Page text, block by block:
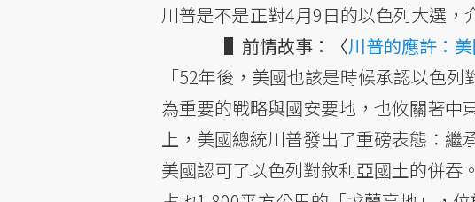
川普是不是正對4月9日的以色列大選，
▌前情故事：〈川普的應許：
「52年後，美國也該是時候承認以色
為重要的戰略與國安要地，也攸關著中
上，美國總統川普發出了重磅表態：繼
美國認可了以色列對敘利亞國土的併吞。